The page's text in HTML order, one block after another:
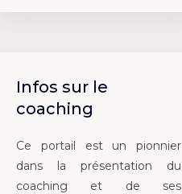
Infos sur le
coaching
Ce portail est un pionnier
dans la présentation du
coaching et de ses